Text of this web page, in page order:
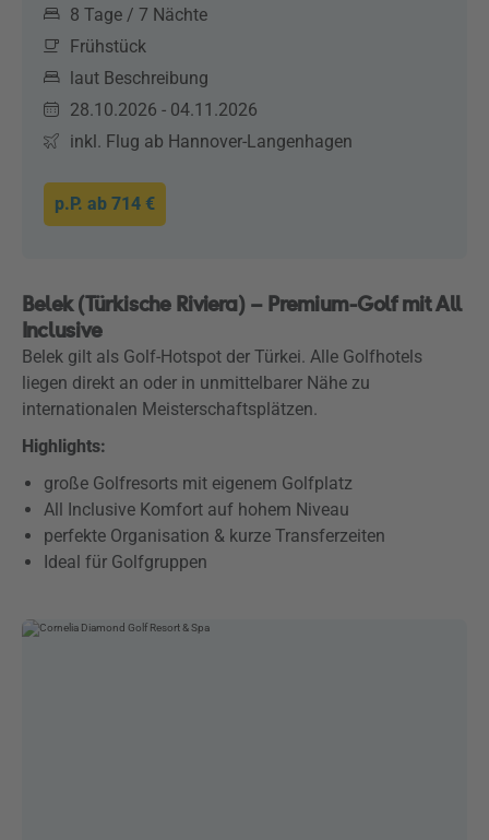
8 Tage / 7 Nächte
Frühstück
laut Beschreibung
28.10.2026 - 04.11.2026
inkl. Flug ab Hannover-Langenhagen
p.P. ab 714 €
Belek (Türkische Riviera) – Premium-Golf mit All
Inclusive
Belek gilt als Golf-Hotspot der Türkei. Alle Golfhotels
liegen direkt an oder in unmittelbarer Nähe zu
internationalen Meisterschaftsplätzen.
Highlights:
große Golfresorts mit eigenem Golfplatz
All Inclusive Komfort auf hohem Niveau
perfekte Organisation & kurze Transferzeiten
Ideal für Golfgruppen